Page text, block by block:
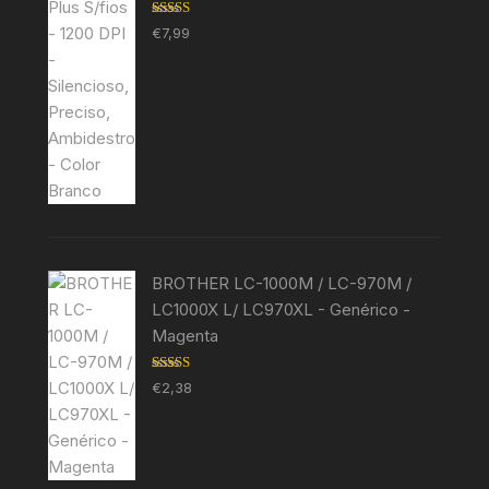
Avaliação
5.00de 5
€7,99
BROTHER LC-1000M / LC-970M /
LC1000X L/ LC970XL - Genérico -
Magenta
Avaliação
5.00de 5
€2,38